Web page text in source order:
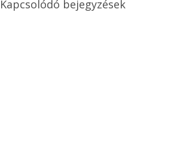
Kapcsolódó bejegyzések